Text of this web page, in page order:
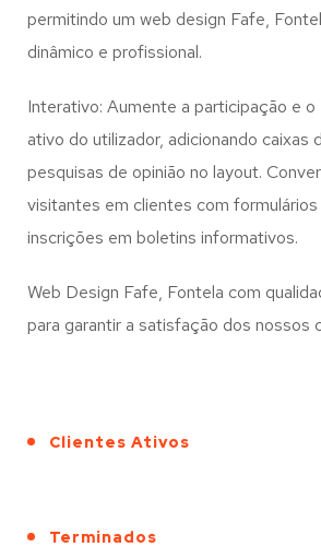
permitindo um web design Fafe,
dinâmico e profissional.
Interativo: Aumente a participação e
ativo do utilizador, adicionando caixas
pesquisas de opinião no layout.
visitantes em clientes com
inscrições em boletins informativos.
Web Design Fafe, Fontela com
para garantir a satisfação dos nossos
Clientes Ativos
Terminados